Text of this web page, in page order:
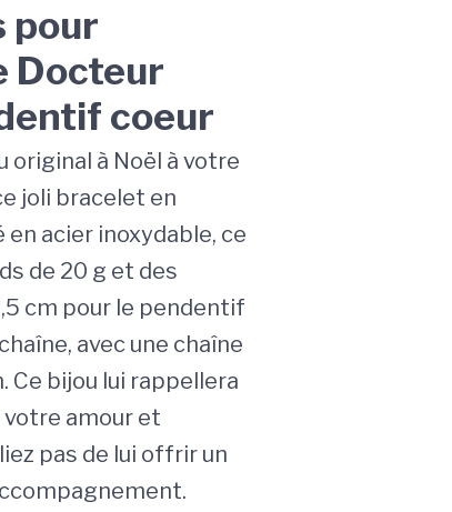
pour
Docteur
coeur
original à Noël à votre
joli bracelet en
en acier inoxydable, ce
de 20 g et des
cm pour le pendentif
avec une chaîne
Ce bijou lui rappellera
amour et
pas de lui offrir un